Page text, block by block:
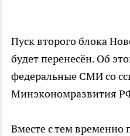
Пуск второго блока
будет перенесён. Об
федеральные СМИ со
Минэкономразвития
Вместе с тем временно